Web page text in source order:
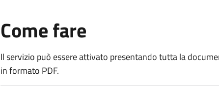
Come fare
Il servizio può essere attivato presentando tutta la
in formato PDF.